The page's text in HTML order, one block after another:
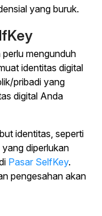
yang buruk.
mengunduh
identitas digital
pribadi yang
digital Anda
identitas, seperti
diperlukan
Pasar SelfKey.
pengesahan akan